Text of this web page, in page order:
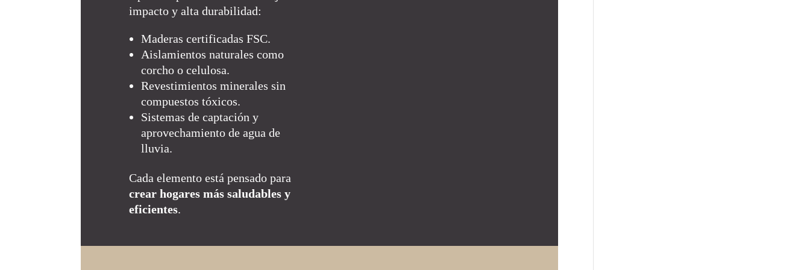
impacto y alta durabilidad:
Maderas certificadas FSC.
Aislamientos naturales como
corcho o celulosa.
Revestimientos minerales sin
compuestos tóxicos.
Sistemas de captación y
aprovechamiento de agua de
lluvia.
Cada elemento está pensado para
crear hogares más saludables y
eficientes.